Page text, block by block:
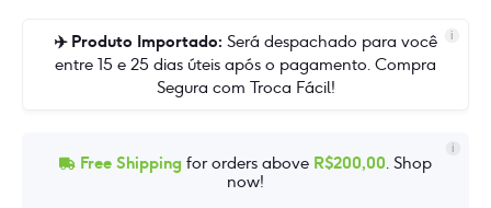
Estampado
Bosque
✈️ Produto Importado: Será despachado para você
entre 15 e 25 dias úteis após o pagamento. Compra
Segura com Troca Fácil!
i
Free Shipping for orders above R$200,00. Shop
now!
i